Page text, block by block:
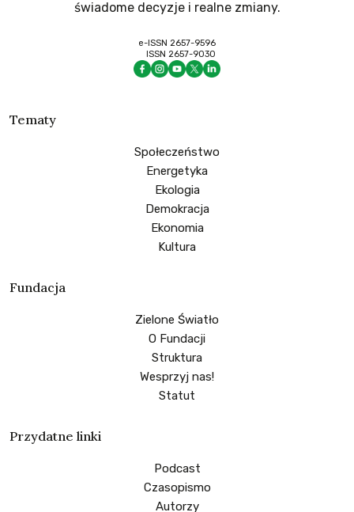
świadome decyzje i realne zmiany.
e-ISSN 2657-9596
ISSN 2657-9030
Tematy
Społeczeństwo
Energetyka
Ekologia
Demokracja
Ekonomia
Kultura
Fundacja
Zielone Światło
O Fundacji
Struktura
Wesprzyj nas!
Statut
Przydatne linki
Podcast
Czasopismo
Autorzy